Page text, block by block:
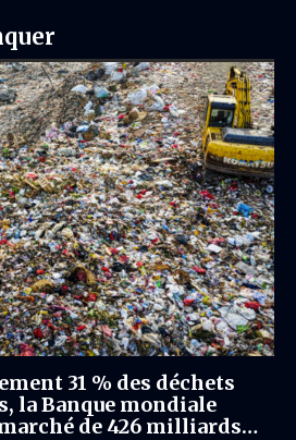
31 % des déchets
la Banque mondiale
de 426 milliards